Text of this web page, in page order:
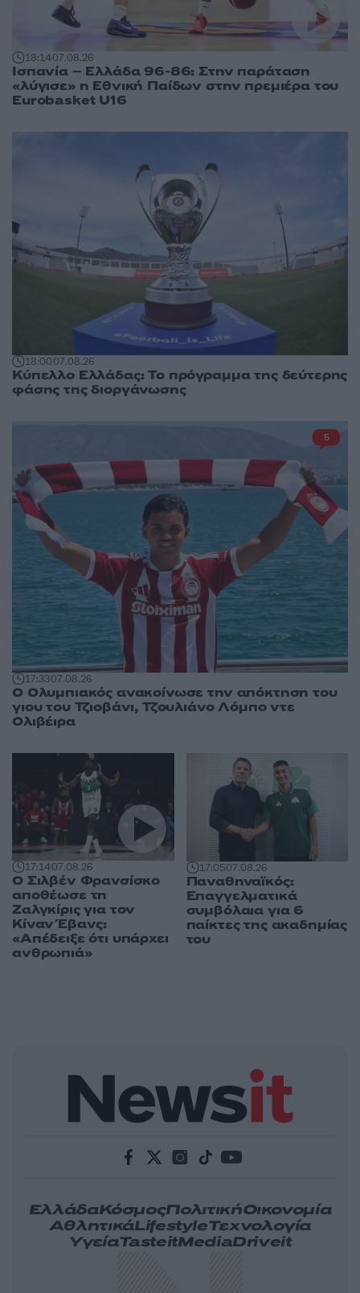
18:1407.08.26
Ισπανία – Ελλάδα 96-86: Στην παράταση
«λύγισε» η Εθνική Παίδων στην πρεμιέρα του
Eurobasket U16
18:0007.08.26
Κύπελλο Ελλάδας: Το πρόγραμμα της δεύτερης
φάσης της διοργάνωσης
17:3307.08.26
Ο Ολυμπιακός ανακοίνωσε την απόκτηση του
γιου του Τζιοβάνι, Τζουλιάνο Λόμπο ντε
Ολιβέιρα
5
17:1407.08.26
Ο Σιλβέν Φρανσίσκο
αποθέωσε τη
Ζαλγκίρις για τον
Κίναν Έβανς:
«Απέδειξε ότι υπάρχει
ανθρωπιά»
17:0507.08.26
Παναθηναϊκός:
Επαγγελματικά
συμβόλαια για 6
παίκτες της ακαδημίας
του
ΕλλάδαΚόσμοςΠολιτικήΟικονομία
ΑθλητικάLifestyleΤεχνολογία
ΥγείαTasteitMediaDriveit